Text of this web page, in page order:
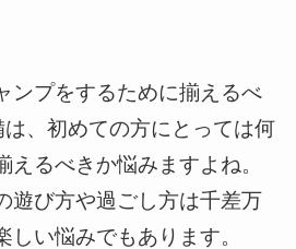
ンプをするために揃えるべ
、初めての方にとっては何
えるべきか悩みますよね。
遊び方や過ごし方は千差万
しい悩みでもあります。